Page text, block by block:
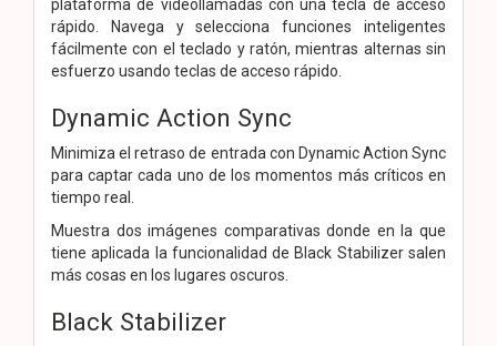
plataforma de videollamadas con una tecla de acceso
rápido. Navega y selecciona funciones inteligentes
fácilmente con el teclado y ratón, mientras alternas sin
esfuerzo usando teclas de acceso rápido.
Dynamic Action Sync
Minimiza el retraso de entrada con Dynamic Action Sync
para captar cada uno de los momentos más críticos en
tiempo real.
Muestra dos imágenes comparativas donde en la que
tiene aplicada la funcionalidad de Black Stabilizer salen
más cosas en los lugares oscuros.
Black Stabilizer